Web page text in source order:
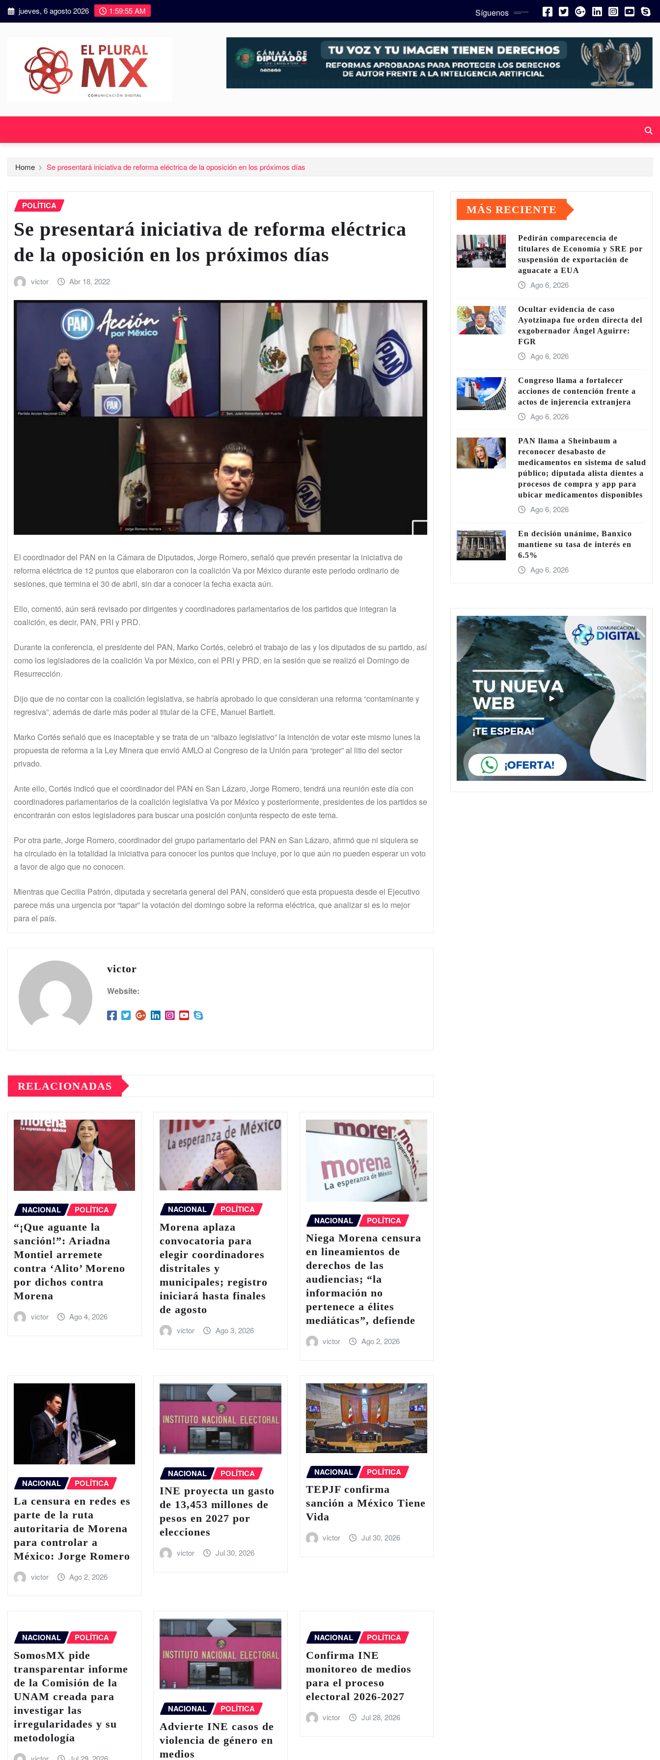
jueves, 6 agosto 2026 1:59:57 AM Síguenos
Home Se presentará iniciativa de reforma eléctrica de la oposición en los próximos días
POLÍTICA
Se presentará iniciativa de reforma eléctrica
de la oposición en los próximos días
victor Abr 18, 2022
El coordinador del PAN en la Cámara de Diputados, Jorge Romero, señaló que prevén presentar la iniciativa de
reforma eléctrica de 12 puntos que elaboraron con la coalición Va por México durante este periodo ordinario de
sesiones, que termina el 30 de abril, sin dar a conocer la fecha exacta aún.
Ello, comentó, aún será revisado por dirigentes y coordinadores parlamentarios de los partidos que integran la
coalición, es decir, PAN, PRI y PRD.
Durante la conferencia, el presidente del PAN, Marko Cortés, celebró el trabajo de las y los diputados de su partido, así
como los legisladores de la coalición Va por México, con el PRI y PRD, en la sesión que se realizó el Domingo de
Resurrección.
Dijo que de no contar con la coalición legislativa, se habría aprobado lo que consideran una reforma “contaminante y
regresiva”, además de darle más poder al titular de la CFE, Manuel Bartlett.
Marko Cortés señaló que es inaceptable y se trata de un “albazo legislativo” la intención de votar este mismo lunes la
propuesta de reforma a la Ley Minera que envió AMLO al Congreso de la Unión para “proteger” al litio del sector
privado.
Ante ello, Cortés indicó que el coordinador del PAN en San Lázaro, Jorge Romero, tendrá una reunión este día con
coordinadores parlamentarios de la coalición legislativa Va por México y posteriormente, presidentes de los partidos se
encontrarán con estos legisladores para buscar una posición conjunta respecto de este tema.
Por otra parte, Jorge Romero, coordinador del grupo parlamentario del PAN en San Lázaro, afirmó que ni siquiera se
ha circulado en la totalidad la iniciativa para conocer los puntos que incluye, por lo que aún no pueden esperar un voto
a favor de algo que no conocen.
Mientras que Cecilia Patrón, diputada y secretaria general del PAN, consideró que esta propuesta desde el Ejecutivo
parece más una urgencia por “tapar” la votación del domingo sobre la reforma eléctrica, que analizar si es lo mejor
para el país.
victor
Website:
RELACIONADAS
NACIONAL POLÍTICA
“¡Que aguante la
sanción!”: Ariadna
Montiel arremete
contra ‘Alito’ Moreno
por dichos contra
Morena
victor Ago 4, 2026
NACIONAL POLÍTICA
Morena aplaza
convocatoria para
elegir coordinadores
distritales y
municipales; registro
iniciará hasta finales
de agosto
victor Ago 3, 2026
NACIONAL POLÍTICA
Niega Morena censura
en lineamientos de
derechos de las
audiencias; “la
información no
pertenece a élites
mediáticas”, defiende
victor Ago 2, 2026
NACIONAL POLÍTICA
La censura en redes es
parte de la ruta
autoritaria de Morena
para controlar a
México: Jorge Romero
victor Ago 2, 2026
NACIONAL POLÍTICA
INE proyecta un gasto
de 13,453 millones de
pesos en 2027 por
elecciones
victor Jul 30, 2026
NACIONAL POLÍTICA
TEPJF confirma
sanción a México Tiene
Vida
victor Jul 30, 2026
NACIONAL POLÍTICA
SomosMX pide
transparentar informe
de la Comisión de la
UNAM creada para
investigar las
irregularidades y su
metodología
NACIONAL POLÍTICA
Advierte INE casos de
violencia de género en
medios
NACIONAL POLÍTICA
Confirma INE
monitoreo de medios
para el proceso
electoral 2026-2027
victor Jul 28, 2026
MÁS RECIENTE
Pedirán comparecencia de
titulares de Economía y SRE por
suspensión de exportación de
aguacate a EUA
Ago 6, 2026
Ocultar evidencia de caso
Ayotzinapa fue orden directa del
exgobernador Ángel Aguirre:
FGR
Ago 6, 2026
Congreso llama a fortalecer
acciones de contención frente a
actos de injerencia extranjera
Ago 6, 2026
PAN llama a Sheinbaum a
reconocer desabasto de
medicamentos en sistema de salud
público; diputada alista dientes a
procesos de compra y app para
ubicar medicamentos disponibles
Ago 6, 2026
En decisión unánime, Banxico
mantiene su tasa de interés en
6.5%
Ago 6, 2026